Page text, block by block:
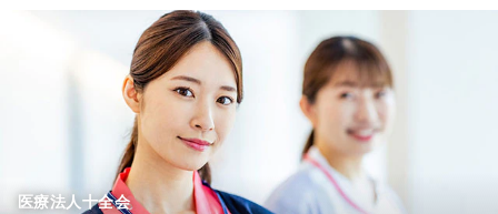
医療法人十全会